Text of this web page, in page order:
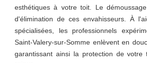
esthétiques à votre toit. Le
d'élimination de ces envahisseurs. À
spécialisées, les professionnels
Saint-Valery-sur-Somme enlèvent en
garantissant ainsi la protection de votre